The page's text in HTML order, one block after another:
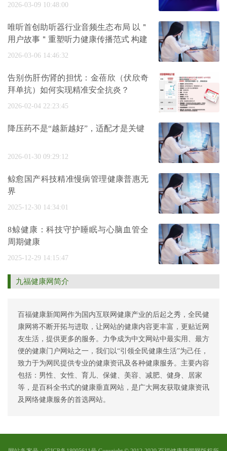
2026-03-09 10:48:00
唯听首创助听器行业音频生态布局 以＂
用户故事＂重塑听力健康传播范式 构建
2026-03-06 14:46:32
告别伤肝伤肾的担忧：金蓓欣（伏欣奇
拜单抗）如何实现精准安全抗炎？
2026-02-04 22:23:45
降压药不是“越新越好”，适配才是关键
2026-01-30 09:29:12
鲸愈国产科技精准慢病管理健康普惠无
界
2025-12-30 14:34:01
8鲸健康：科技守护睡眠与心脑血管全
周期健康
2025-12-29 14:15:47
九福健康网简介
百福健康新闻网作为国内互联网健康产业的后起之秀，全民健
康网将不断开拓与进取，让网站的健康内容更丰富，更贴近网
友生活，提供更多的服务。力争成为中文网站中最实用、最方
便的健康门户网站之一，我们以“引领全民健康生活”为己任，
致力于为网民提供专业的健康资讯及各种健康服务。主要内容
包括：男性、女性、育儿、保健、美容、减肥、健身、居家
等，是百科全书式的健康垂直网站，是广大网友获取健康资讯
及网络健康服务的首选网站。